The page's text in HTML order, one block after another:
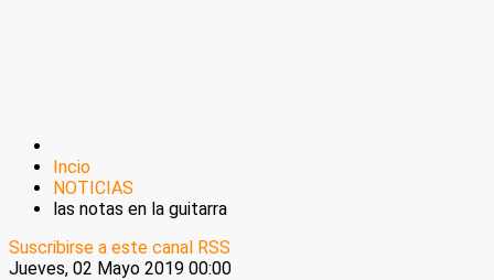
Incio
NOTICIAS
las notas en la guitarra
Suscribirse a este canal RSS
Jueves, 02 Mayo 2019 00:00